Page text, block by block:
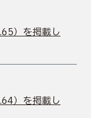
）を掲載し
）を掲載し